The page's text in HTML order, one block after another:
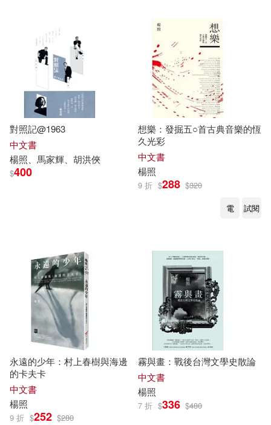
對照記@1963
中文書
楊照 、馬家輝、胡洪俠
$400
想樂：發掘五○首古典音樂的恆
久光彩
中文書
楊照
9 折 $288 $320
電
試閱
永遠的少年：村上春樹與海邊
的卡夫卡
中文書
楊照
9 折 $252 $280
霧與畫：戰後台灣文學史散論
中文書
楊照
7 折 $336 $480